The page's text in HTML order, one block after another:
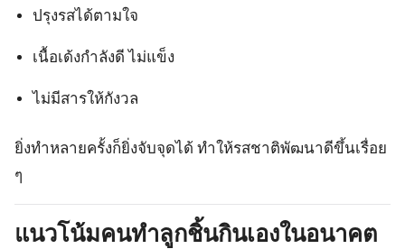
ปรุงรสได้ตามใจ
เนื้อเด้งกำลังดี ไม่แข็ง
ไม่มีสารให้กังวล
ยิ่งทำหลายครั้งก็ยิ่งจับจุดได้ ทำให้รสชาติพัฒนาดีขึ้นเรื่อย
ๆ
แนวโน้มคนทำลูกชิ้นกินเองในอนาคต